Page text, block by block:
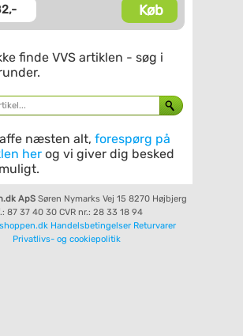
Køb
finde VVS artiklen - søg i
næsten alt, forespørg på
her og vi giver dig besked
ApS Søren Nymarks Vej 15 8270 Højbjerg
87 37 40 30 CVR nr.: 28 33 18 94
Handelsbetingelser Returvarer
Privatlivs- og cookiepolitik